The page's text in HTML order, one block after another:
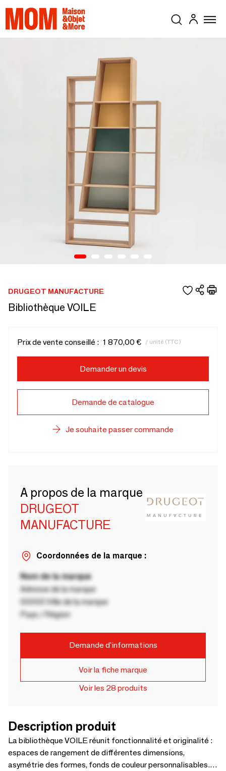
DRUGEOT MANUFACTURE
Bibliothèque VOILE
Prix de vente conseillé : 1 870,00 € / unité (TTC)
Demander un devis
Demande de catalogue
Je souhaite passer commande
A propos de la marque
DRUGEOT
MANUFACTURE
Coordonnées de la marque :
Nom de la marque
Adresse de la marque
00000 Ville de la marque
Pays / Région
Demande d'informations
Voir la fiche marque
Voir les 28 produits
Description produit
La bibliothèque VOILE réunit fonctionnalité et originalité :
espaces de rangement de différentes dimensions,
asymétrie des formes, fonds de couleur personnalisables.